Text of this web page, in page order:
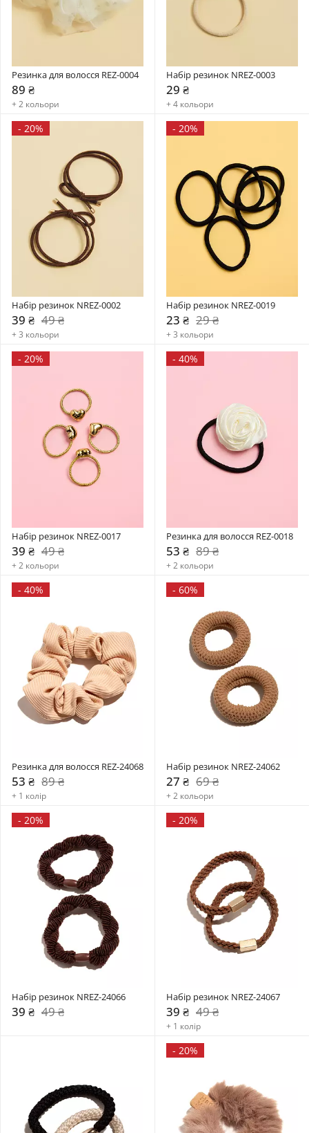
Резинка для волосся REZ-0004
89 ₴
+ 2 кольори
Набір резинок NREZ-0003
29 ₴
+ 4 кольори
- 20%
Набір резинок NREZ-0002
39 ₴ 49 ₴
+ 3 кольори
- 20%
Набір резинок NREZ-0019
23 ₴ 29 ₴
+ 3 кольори
- 20%
Набір резинок NREZ-0017
39 ₴ 49 ₴
+ 2 кольори
- 40%
Резинка для волосся REZ-0018
53 ₴ 89 ₴
+ 2 кольори
- 40%
Резинка для волосся REZ-24068
53 ₴ 89 ₴
+ 1 колір
- 60%
Набір резинок NREZ-24062
27 ₴ 69 ₴
+ 2 кольори
- 20%
Набір резинок NREZ-24066
39 ₴ 49 ₴
- 20%
Набір резинок NREZ-24067
39 ₴ 49 ₴
+ 1 колір
- 20%